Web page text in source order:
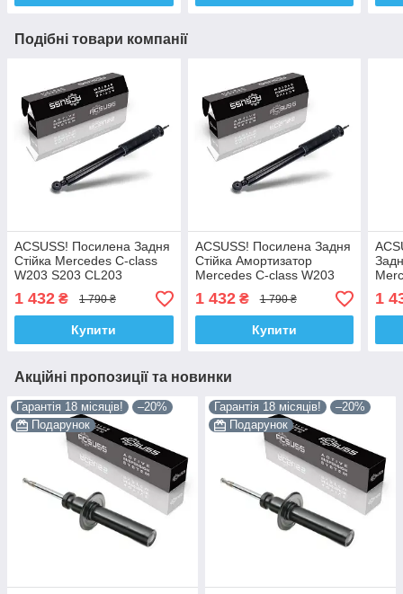
Подібні товари компанії
ACSUSS! Посилена Задня
Стійка Mercedes C-class
W203 S203 CL203
Мерседес (2000-). 317268
, 553306 Корея!
1 432 ₴ 1 790 ₴
Купити
ACSUSS! Посилена Задня
Стійка Амортизатор
Mercedes C-class W203
S203 CL203 Мерседес
(2000-). 317268 , 553306
Корея!
1 432₴ 1 790 ₴
Купити
1
Акційні пропозиції та новинки
Гарантія 18 місяців!
–20%
Подарунок
Гарантія 18 місяців!
–20%
Подарунок